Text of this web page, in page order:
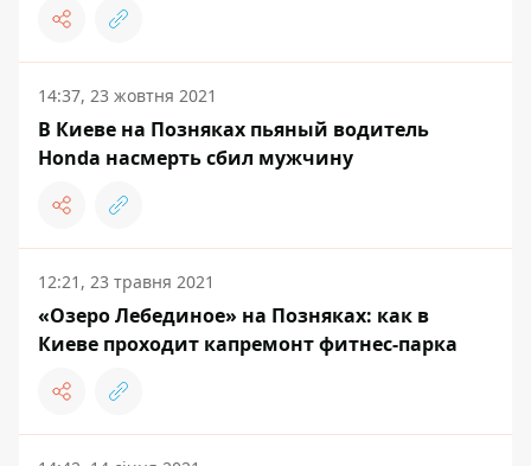
14:37, 23 жовтня 2021
В Киеве на Позняках пьяный водитель
Honda насмерть сбил мужчину
12:21, 23 травня 2021
«Озеро Лебединое» на Позняках: как в
Киеве проходит капремонт фитнес-парка